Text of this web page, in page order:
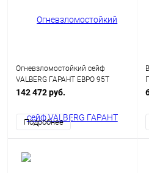
Огневзломостойкий сейф
VALBERG ГАРАНТ ЕВРО 95Т
142 472 руб.
Подробнее